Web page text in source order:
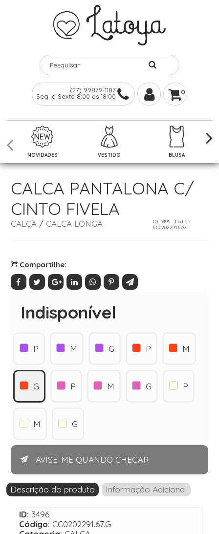
(27) 99879-1187
Seg. a Sexta 8:00 as 18:00
0
NOVIDADES VESTIDO BLUSA
CALCA PANTALONA C/
CINTO FIVELA
CALÇA/ CALÇA LONGA
ID: 3496 - Código
CC0202291.67.G
Compartilhe:
Indisponível
P M G P M
G P M G P
M G
AVISE-ME QUANDO CHEGAR
Descrição do produto Informação Adicional
ID: 3496
Código: CC0202291.67.G